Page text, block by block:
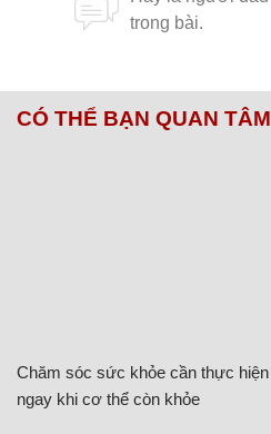
CÓ THỂ BẠN QUAN TÂM
Chăm sóc sức khỏe cần thực hiện
ngay khi cơ thể còn khỏe